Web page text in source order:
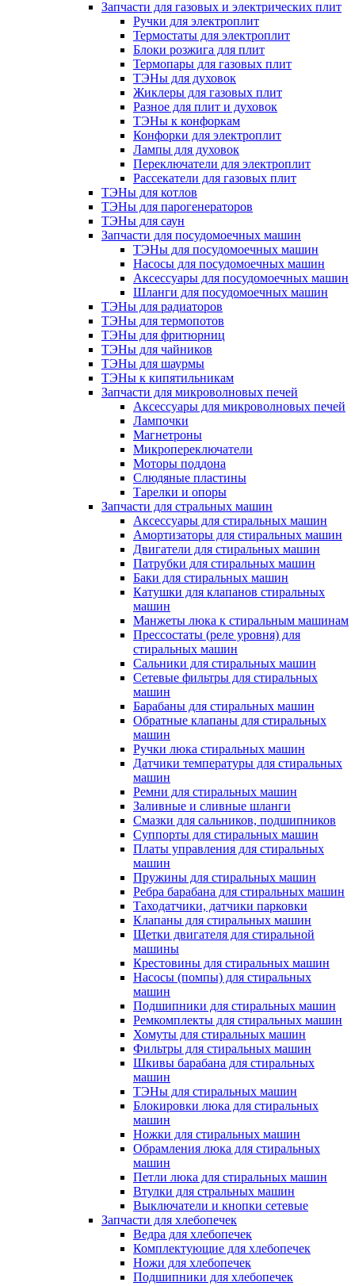
Запчасти для газовых и электрических плит
Ручки для электроплит
Термостаты для электроплит
Блоки розжига для плит
Термопары для газовых плит
ТЭНы для духовок
Жиклеры для газовых плит
Разное для плит и духовок
ТЭНы к конфоркам
Конфорки для электроплит
Лампы для духовок
Переключатели для электроплит
Рассекатели для газовых плит
ТЭНы для котлов
ТЭНы для парогенераторов
ТЭНы для саун
Запчасти для посудомоечных машин
ТЭНы для посудомоечных машин
Насосы для посудомоечных машин
Аксессуары для посудомоечных машин
Шланги для посудомоечных машин
ТЭНы для радиаторов
ТЭНы для термопотов
ТЭНы для фритюрниц
ТЭНы для чайников
ТЭНы для шаурмы
ТЭНы к кипятильникам
Запчасти для микроволновых печей
Аксессуары для микроволновых печей
Лампочки
Магнетроны
Микропереключатели
Моторы поддона
Слюдяные пластины
Тарелки и опоры
Запчасти для стральных машин
Аксессуары для стиральных машин
Амортизаторы для стиральных машин
Двигатели для стиральных машин
Патрубки для стиральных машин
Баки для стиральных машин
Катушки для клапанов стиральных
машин
Манжеты люка к стиральным машинам
Прессостаты (реле уровня) для
стиральных машин
Сальники для стиральных машин
Сетевые фильтры для стиральных
машин
Барабаны для стиральных машин
Обратные клапаны для стиральных
машин
Ручки люка стиральных машин
Датчики температуры для стиральных
машин
Ремни для стиральных машин
Заливные и сливные шланги
Смазки для сальников, подшипников
Суппорты для стиральных машин
Платы управления для стиральных
машин
Пружины для стиральных машин
Ребра барабана для стиральных машин
Таходатчики, датчики парковки
Клапаны для стиральных машин
Щетки двигателя для стиральной
машины
Крестовины для стиральных машин
Насосы (помпы) для стиральных
машин
Подшипники для стиральных машин
Ремкомплекты для стиральных машин
Хомуты для стиральных машин
Фильтры для стиральных машин
Шкивы барабана для стиральных
машин
ТЭНы для стиральных машин
Блокировки люка для стиральных
машин
Ножки для стиральных машин
Обрамления люка для стиральных
машин
Петли люка для стиральных машин
Втулки для стральных машин
Выключатели и кнопки сетевые
Запчасти для хлебопечек
Ведра для хлебопечек
Комплектующие для хлебопечек
Ножи для хлебопечек
Подшипники для хлебопечек